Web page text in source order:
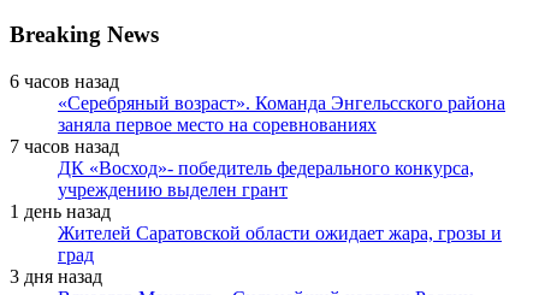
Breaking News
6 часов назад
«Серебряный возраст». Команда Энгельсского района
заняла первое место на соревнованиях
7 часов назад
ДК «Восход»- победитель федерального конкурса,
учреждению выделен грант
1 день назад
Жителей Саратовской области ожидает жара, грозы и
град
3 дня назад